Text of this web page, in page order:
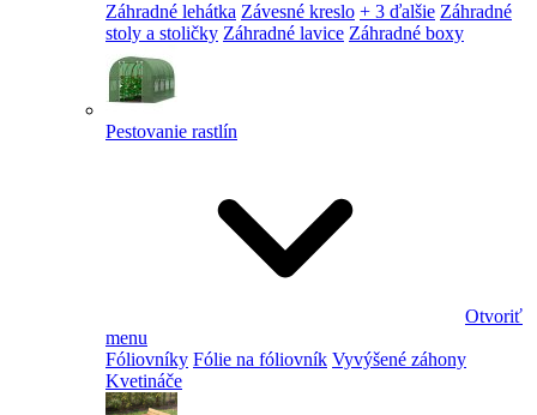
Záhradné lehátka Závesné kreslo + 3 ďalšie Záhradné
stoly a stoličky Záhradné lavice Záhradné boxy
Pestovanie rastlín
Otvoriť
menu
Fóliovníky Fólie na fóliovník Vyvýšené záhony
Kvetináče